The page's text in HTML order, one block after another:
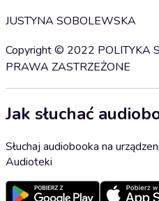
JUSTYNA SOBOLEWSKA
Copyright © 2022 POLITYKA
PRAWA ZASTRZEŻONE
Jak słuchać
Słuchaj audiobooka na
Audioteki